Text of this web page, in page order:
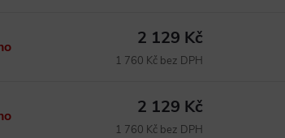
2 129 Kč
1 760 Kč bez DPH
2 129 Kč
1 760 Kč bez DPH